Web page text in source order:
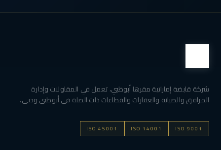
شركة قابضة إماراتية مقرها أبوظبي، تعمل في المقاولات وإدارة
المرافق والصيانة والعقارات والقطاعات ذات الصلة في أبوظبي ودبي.
ISO 9001
ISO 14001
ISO 45001